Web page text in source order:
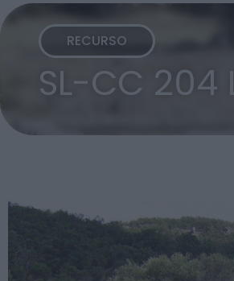
RECURSO
SL-CC 204